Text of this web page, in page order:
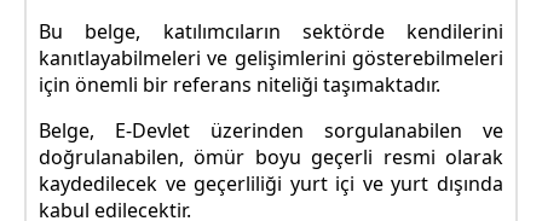
Bu belge, katılımcıların sektörde kendilerini
kanıtlayabilmeleri ve gelişimlerini gösterebilmeleri
için önemli bir referans niteliği taşımaktadır.
Belge, E-Devlet üzerinden sorgulanabilen ve
doğrulanabilen, ömür boyu geçerli resmi olarak
kaydedilecek ve geçerliliği yurt içi ve yurt dışında
kabul edilecektir.